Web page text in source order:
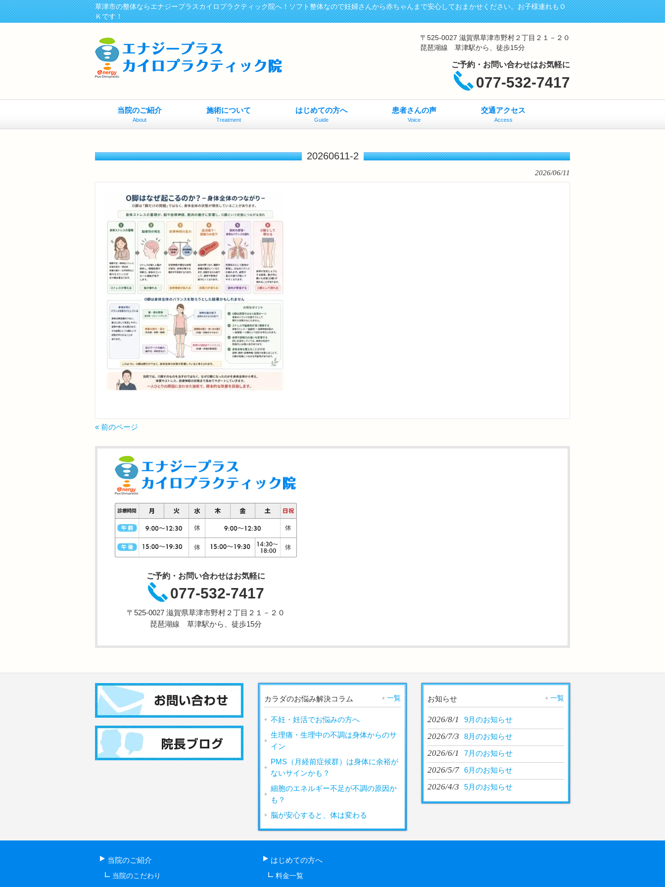
草津市の整体ならエナジープラスカイロプラクティック院へ！ソフト整体なので妊婦さんから赤ちゃんまで安心しておまかせください。お子様連れもＯ
Ｋです！
〒525-0027 滋賀県草津市野村２丁目２１－２０
琵琶湖線 草津駅から、徒歩15分
ご予約・お問い合わせはお気軽に
077-532-7417
当院のご紹介
About
施術について
Treatment
はじめての方へ
Guide
患者さんの声
Voice
交通アクセス
Access
20260611-2
2026/06/11
« 前のページ
ご予約・お問い合わせはお気軽に
077-532-7417
〒525-0027 滋賀県草津市野村２丁目２１－２０
琵琶湖線 草津駅から、徒歩15分
カラダのお悩み解決コラム 一覧
不妊・妊活でお悩みの方へ
生理痛・生理中の不調は身体からのサ
イン
PMS（月経前症候群）は身体に余裕が
ないサインかも？
細胞のエネルギー不足が不調の原因か
も？
脳が安心すると、体は変わる
お知らせ 一覧
2026/8/1 9月のお知らせ
2026/7/3 8月のお知らせ
2026/6/1 7月のお知らせ
2026/5/7 6月のお知らせ
2026/4/3 5月のお知らせ
当院のご紹介
当院のこだわり
はじめての方へ
料金一覧